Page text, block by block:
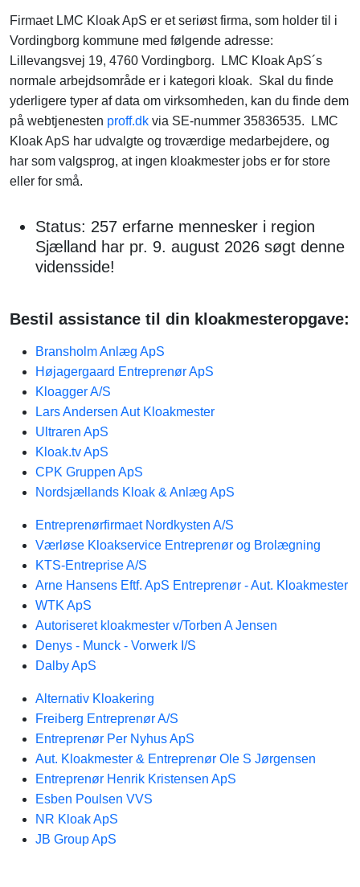
Firmaet LMC Kloak ApS er et seriøst firma, som holder til i
Vordingborg kommune med følgende adresse:
Lillevangsvej 19, 4760 Vordingborg. LMC Kloak ApS´s
normale arbejdsområde er i kategori kloak. Skal du finde
yderligere typer af data om virksomheden, kan du finde dem
på webtjenesten proff.dk via SE-nummer 35836535. LMC
Kloak ApS har udvalgte og troværdige medarbejdere, og
har som valgsprog, at ingen kloakmester jobs er for store
eller for små.
Status: 257 erfarne mennesker i region
Sjælland har pr. 9. august 2026 søgt denne
vidensside!
Bestil assistance til din kloakmesteropgave:
Bransholm Anlæg ApS
Højagergaard Entreprenør ApS
Kloagger A/S
Lars Andersen Aut Kloakmester
Ultraren ApS
Kloak.tv ApS
CPK Gruppen ApS
Nordsjællands Kloak & Anlæg ApS
Entreprenørfirmaet Nordkysten A/S
Værløse Kloakservice Entreprenør og Brolægning
KTS-Entreprise A/S
Arne Hansens Eftf. ApS Entreprenør - Aut. Kloakmester
WTK ApS
Autoriseret kloakmester v/Torben A Jensen
Denys - Munck - Vorwerk I/S
Dalby ApS
Alternativ Kloakering
Freiberg Entreprenør A/S
Entreprenør Per Nyhus ApS
Aut. Kloakmester & Entreprenør Ole S Jørgensen
Entreprenør Henrik Kristensen ApS
Esben Poulsen VVS
NR Kloak ApS
JB Group ApS